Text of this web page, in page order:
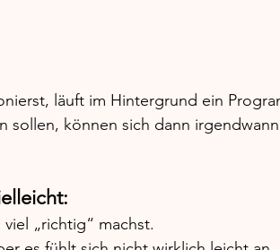
läuft im Hintergrund ein
sollen, können sich dann
„richtig“ machst.